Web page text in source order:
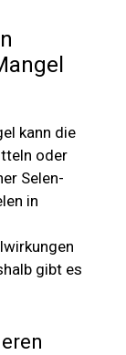
kann die
oder
Selen-
in
gibt es